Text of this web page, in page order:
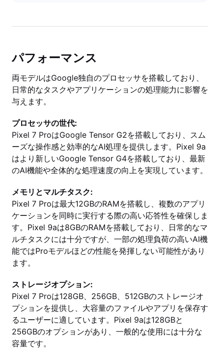
パフォーマンス
両モデルはGoogle独自のプロセッサを搭載しており、
日常的なタスクやアプリケーションの処理能力に影響を
与えます。
プロセッサの世代:
Pixel 7 ProはGoogle Tensor G2を搭載しており、スム
ーズな操作感と効率的なAI処理を提供します。Pixel 9a
はより新しいGoogle Tensor G4を搭載しており、最新
のAI機能や全体的な処理速度の向上を実現しています。
メモリとマルチタスク:
Pixel 7 Proは最大12GBのRAMを搭載し、複数のアプリ
ケーションを同時に実行する際の高い応答性を確保しま
す。Pixel 9aは8GBのRAMを搭載しており、日常的なマ
ルチタスクには十分ですが、一部の処理負荷の高いAI機
能ではProモデルほどの性能を発揮しない可能性があり
ます。
ストレージオプション:
Pixel 7 Proは128GB、256GB、512GBのストレージオ
プションを提供し、大容量のファイルやアプリを保存す
るユーザーに適しています。Pixel 9aは128GBと
256GBのオプションがあり、一般的な使用には十分な
容量です。